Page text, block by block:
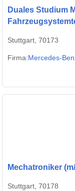
Duales Studium
Stuttgart, 70173
Firma:Mercedes-
Mechatroniker
Stuttgart, 70178